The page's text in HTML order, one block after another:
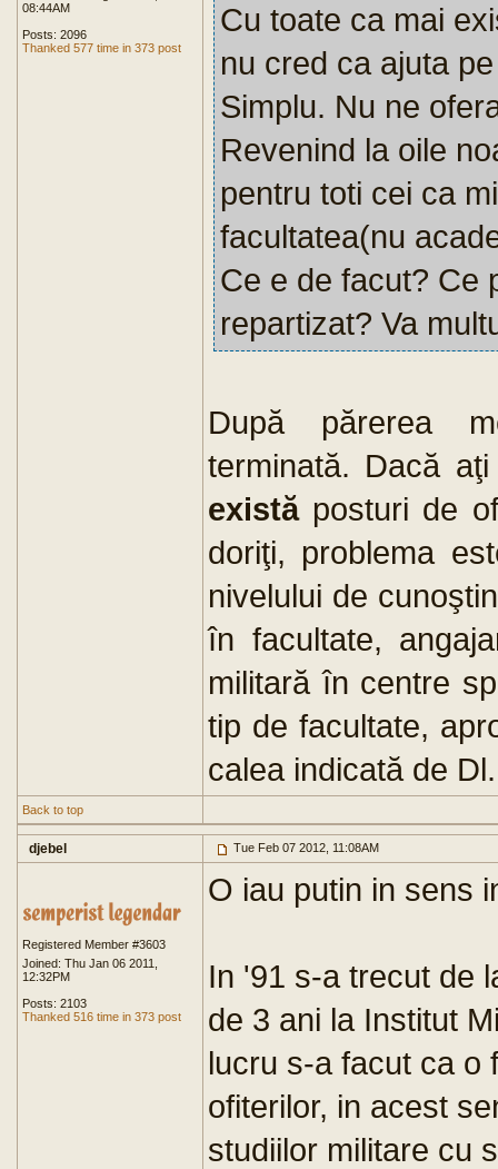
08:44AM
Posts: 2096
Thanked 577 time in 373 post
Cu toate ca mai
nu cred ca ajuta
Simplu. Nu ne
Revenind la oile
pentru toti cei ca
facultatea(nu
Ce e de facut? Ce
repartizat? Va
După părerea
terminată. Dacă
existăposturi de
doriţi, problema
nivelului de
în facultate,
militară în centre
tip de facultate,
calea indicată de
Back to top
djebel Tue Feb 07 2012, 11:08AM
Registered Member #3603
Joined: Thu Jan 06 2011,
12:32PM
Posts: 2103
Thanked 516 time in 373 post
O iau putin in sens
In '91 s-a trecut de
de 3 ani la Institut
lucru s-a facut ca o
ofiterilor, in acest
studiilor militare cu